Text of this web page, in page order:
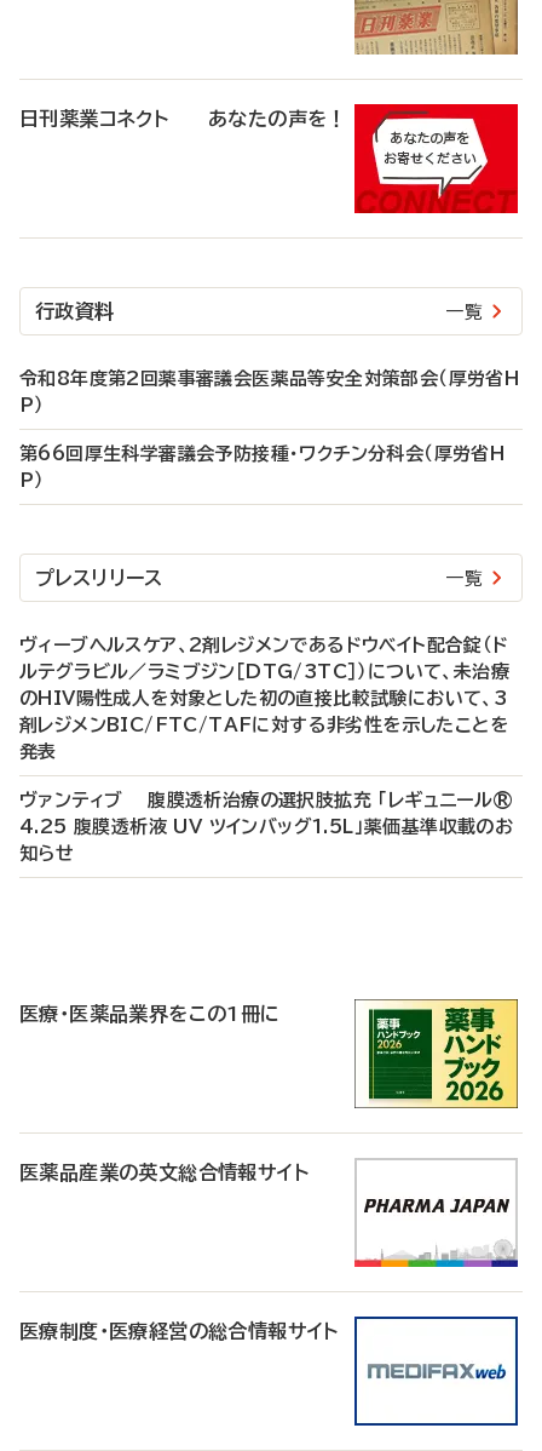
日刊薬業コネクト あなたの声を！
行政資料 一覧
令和8年度第2回薬事審議会医薬品等安全対策部会（厚労省H
P）
第66回厚生科学審議会予防接種・ワクチン分科会（厚労省H
P）
プレスリリース 一覧
ヴィーブヘルスケア、2剤レジメンであるドウベイト配合錠（ド
ルテグラビル／ラミブジン［DTG/3TC］）について、未治療
のHIV陽性成人を対象とした初の直接比較試験において、3
剤レジメンBIC/FTC/TAFに対する非劣性を示したことを
発表
ヴァンティブ 腹膜透析治療の選択肢拡充 「レギュニール®
4.25 腹膜透析液 UV ツインバッグ1.5L」薬価基準収載のお
知らせ
医療・医薬品業界をこの1冊に
医薬品産業の英文総合情報サイト
医療制度・医療経営の総合情報サイト